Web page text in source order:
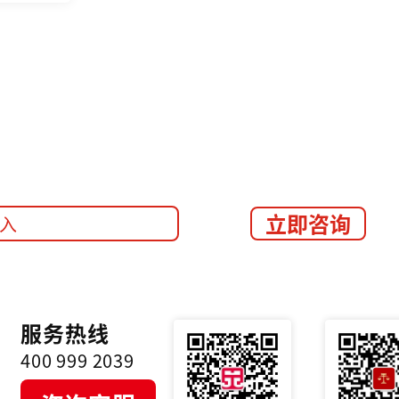
立即咨询
服务热线
400 999 2039